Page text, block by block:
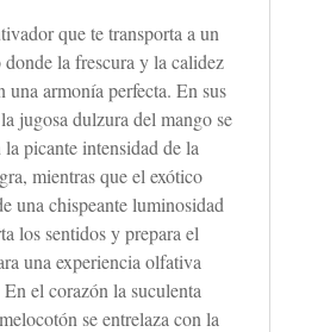
que te transporta a un
donde la frescura y la calidez
una armonía perfecta. En sus
jugosa dulzura del mango se
picante intensidad de la
mientras que el exótico
una chispeante luminosidad
los sentidos y prepara el
una experiencia olfativa
el corazón la suculenta
se entrelaza con la